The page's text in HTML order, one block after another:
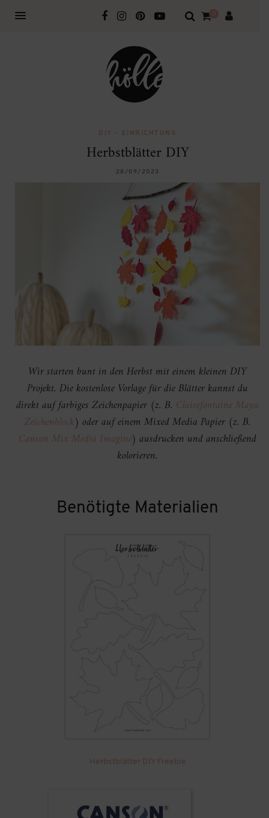
0
DIY EINRICHTUNG
Herbstblätter DIY
28/09/2023
Wir starten bunt in den Herbst mit einem kleinen DIY
Projekt. Die kostenlose Vorlage für die Blätter kannst du
direkt auf farbiges Zeichenpapier (z. B. Clairefontaine Maya
Zeichenblock) oder auf einem Mixed Media Papier (z. B.
Canson Mix Media Imagine) ausdrucken und anschließend
kolorieren.
Benötigte Materialien
Herbstblätter DIY Freebie